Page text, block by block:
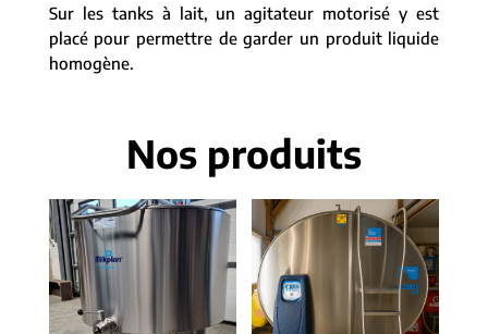
Sur les tanks à lait, un agitateur motorisé y est
placé pour permettre de garder un produit liquide
homogène.
Nos produits